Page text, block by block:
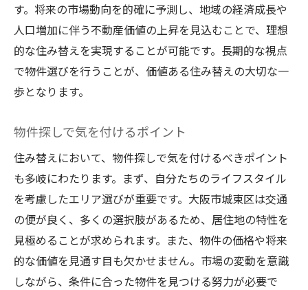
す。将来の市場動向を的確に予測し、地域の経済成長や
人口増加に伴う不動産価値の上昇を見込むことで、理想
的な住み替えを実現することが可能です。長期的な視点
で物件選びを行うことが、価値ある住み替えの大切な一
歩となります。
物件探しで気を付けるポイント
住み替えにおいて、物件探しで気を付けるべきポイント
も多岐にわたります。まず、自分たちのライフスタイル
を考慮したエリア選びが重要です。大阪市城東区は交通
の便が良く、多くの選択肢があるため、居住地の特性を
見極めることが求められます。また、物件の価格や将来
的な価値を見通す目も欠かせません。市場の変動を意識
しながら、条件に合った物件を見つける努力が必要で